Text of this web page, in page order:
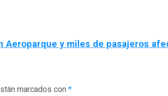
Aeroparque y miles de pasajeros
marcados con*